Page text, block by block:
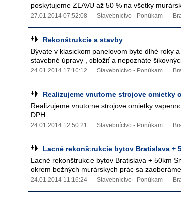
poskytujeme ZĽAVU až 50 % na všetky
27.01.2014 07:52:08 Stavebníctvo - Ponúkam
Rekonštrukcie a stavby
Bývate v klasickom panelovom byte dlhé roky
stavebné úpravy , obložiť a nepoznáte
24.01.2014 17:16:12 Stavebníctvo - Ponúkam
Realizujeme vnutorne strojove omietky
Realizujeme vnutorne strojove omietky
DPH....
24.01.2014 12:50:21 Stavebníctvo - Ponúkam
Lacné rekonštrukcie bytov Bratislava +
Lacné rekonštrukcie bytov Bratislava + 50km
okrem bežných murárskych prác sa
24.01.2014 11:16:24 Stavebníctvo - Ponúkam